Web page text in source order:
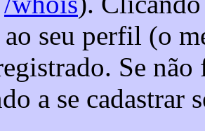
seu perfil (o
Se
a se cadastrar